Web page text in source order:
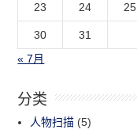
23 24 25
30
31
« 7月
分类
人物扫描 (5)